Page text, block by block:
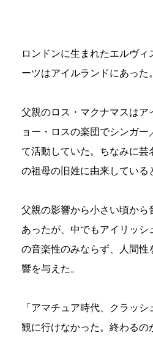
ロンドンに生まれたエルヴ
ーツはアイルランドにあった。
父親のロス・マクナマスはア
ョー・ロスの楽団でシンガー
て活動していた。ちなみに芸
の祖母の旧姓に由来している
父親の影響から小さい頃から
あったが、中でもアイリッシ
の音楽性のみならず、人間性
響を与えた。
「アマチュア時代、クラッ
観に行けなかった。終わるの